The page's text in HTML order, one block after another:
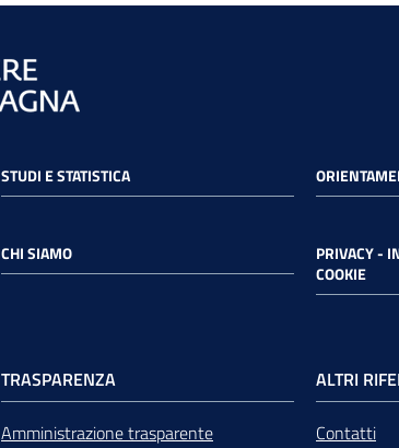
STUDI E STATISTICA
CHI SIAMO
PRIVACY -
COOKIE
TRASPARENZA
Amministrazione trasparente
ALTRI
Contatti